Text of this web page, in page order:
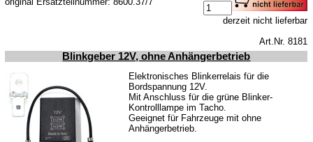
AGB
Datenschutz
Batterierücknahme
derzeit nicht lieferbar
Art.Nr. 8181
Blinkgeber 12V, ohne Anhängerbetrieb
Elektronisches Blinkerrelais für die
Bordspannung 12V.
Mit Anschluss für die grüne Blinker-
Kontrolllampe im Tacho.
Geeignet für Fahrzeuge mit ohne
Anhängerbetrieb.